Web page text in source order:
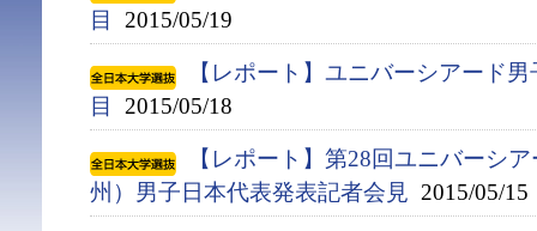
目
2015/05/19
【レポート】ユニバーシアード
目
2015/05/18
【レポート】第28回ユニバーシ
州）男子日本代表発表記者会見 2015/05/15